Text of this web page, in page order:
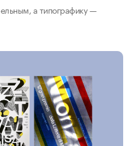
а типографику —